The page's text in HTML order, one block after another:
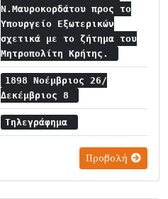
Ν.Μαυροκορδάτου προς το
Υπουργείο Εξωτερικών
σχετικά με το ζήτημα του
Μητροπολίτη Κρήτης.
1898 Νοέμβριος 26/
Δεκέμβριος 8
Τηλεγράφημα
Προβολή